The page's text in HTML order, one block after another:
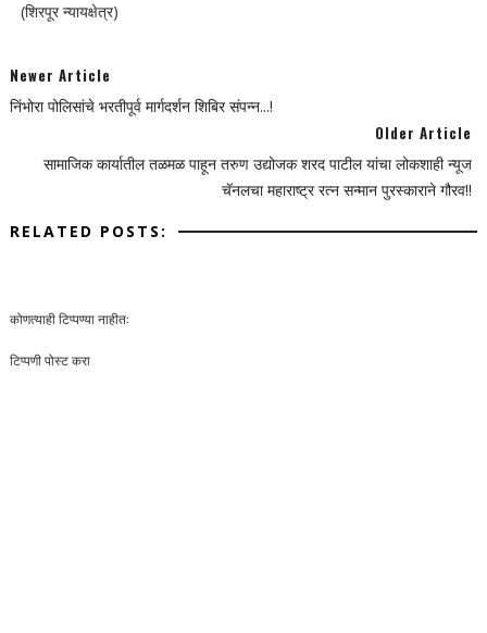
(शिरपूर न्यायक्षेत्र)
Newer Article
निंभोरा पोलिसांचे भरतीपूर्व मार्गदर्शन शिबिर संपन्न...!
Older Article
सामाजिक कार्यातील तळमळ पाहून तरुण उद्योजक शरद पाटील यांचा लोकशाही न्यूज
चॅनलचा महाराष्ट्र रत्न सन्मान पुरस्काराने गौरव!!
RELATED POSTS:
कोणत्याही टिप्पण्‍या नाहीत:
टिप्पणी पोस्ट करा